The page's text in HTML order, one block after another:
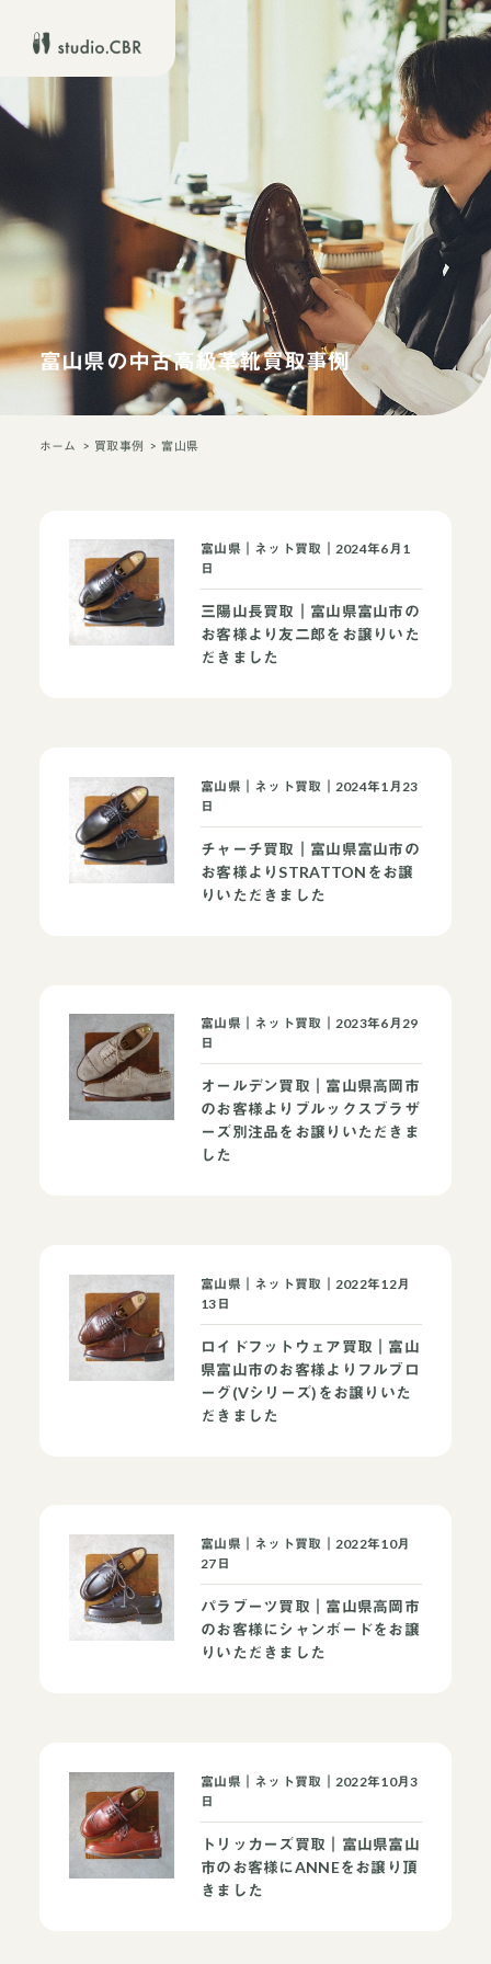
富山県の中古高級革靴買取事例
ホーム 買取事例 富山県
富山県｜ネット買取｜2024年6月1
日
三陽山長買取｜富山県富山市の
お客様より友二郎をお譲りいた
だきました
富山県｜ネット買取｜2024年1月23
日
チャーチ買取｜富山県富山市の
お客様よりSTRATTONをお譲
りいただきました
富山県｜ネット買取｜2023年6月29
日
オールデン買取｜富山県高岡市
のお客様よりブルックスブラザ
ーズ別注品をお譲りいただきま
した
富山県｜ネット買取｜2022年12月
13日
ロイドフットウェア買取｜富山
県富山市のお客様よりフルブロ
ーグ(Vシリーズ)をお譲りいた
だきました
富山県｜ネット買取｜2022年10月
27日
パラブーツ買取｜富山県高岡市
のお客様にシャンボードをお譲
りいただきました
富山県｜ネット買取｜2022年10月3
日
トリッカーズ買取｜富山県富山
市のお客様にANNEをお譲り頂
きました